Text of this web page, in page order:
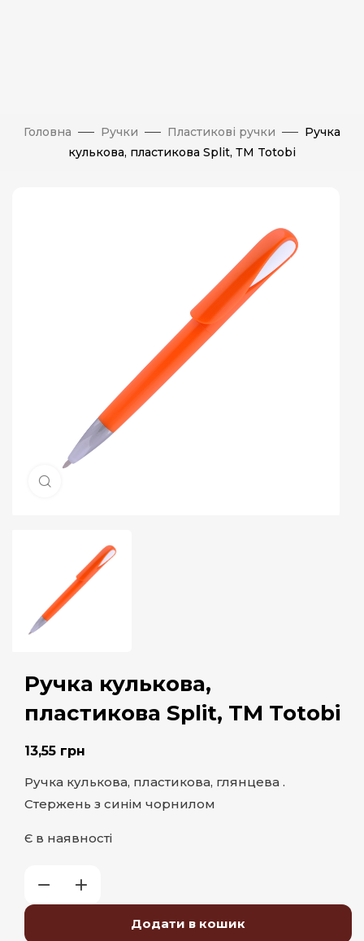
Головна Ручки Пластикові ручки
Ручка
кулькова, пластикова Split, ТМ Totobi
Ручка кулькова,
пластикова Split, ТМ Totobi
13,55 грн
Ручка кулькова, пластикова, глянцева .
Стержень з синім чорнилом
Є в наявності
Додати в кошик